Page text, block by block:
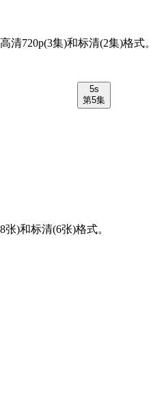
720p(3集)和标清(2集)格式。
5s
第5集
)和标清(6张)格式。